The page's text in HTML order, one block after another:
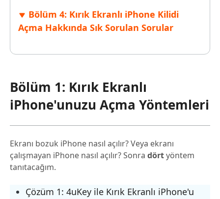
Bölüm 4: Kırık Ekranlı iPhone Kilidi
Açma Hakkında Sık Sorulan Sorular
Bölüm 1: Kırık Ekranlı
iPhone'unuzu Açma Yöntemleri
Ekranı bozuk iPhone nasıl açılır? Veya ekranı
çalışmayan iPhone nasıl açılır? Sonra dörtyöntem
tanıtacağım.
Çözüm 1: 4uKey ile Kırık Ekranlı iPhone'u